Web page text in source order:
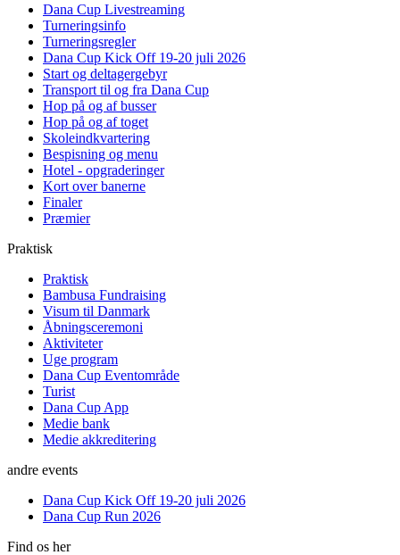
Dana Cup Livestreaming
Turneringsinfo
Turneringsregler
Dana Cup Kick Off 19-20 juli 2026
Start og deltagergebyr
Transport til og fra Dana Cup
Hop på og af busser
Hop på og af toget
Skoleindkvartering
Bespisning og menu
Hotel - opgraderinger
Kort over banerne
Finaler
Præmier
Praktisk
Praktisk
Bambusa Fundraising
Visum til Danmark
Åbningsceremoni
Aktiviteter
Uge program
Dana Cup Eventområde
Turist
Dana Cup App
Medie bank
Medie akkreditering
andre events
Dana Cup Kick Off 19-20 juli 2026
Dana Cup Run 2026
Find os her